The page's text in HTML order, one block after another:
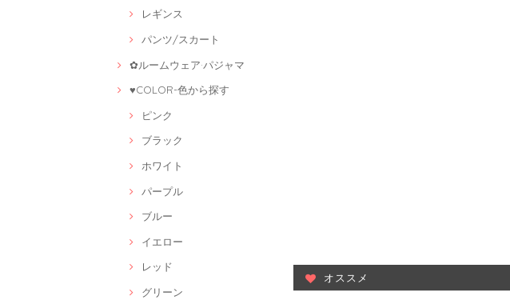
レギンス
パンツ/スカート
✿ルームウェア·パジャマ
♥COLOR-色から探す
ピンク
ブラック
ホワイト
パープル
ブルー
イエロー
レッド
グリーン
オススメ